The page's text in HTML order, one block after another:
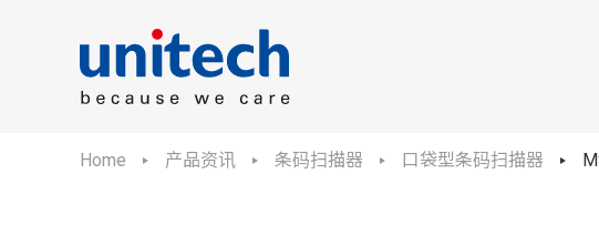
Home 产品资讯 条码扫描器 口袋型条码扫描器